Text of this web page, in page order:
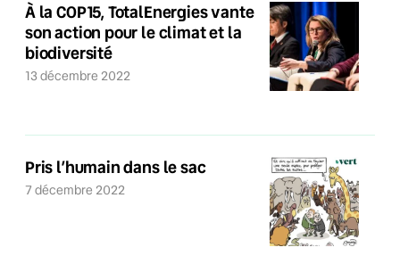
À la COP15, TotalEnergies vante
son action pour le climat et la
biodiversité
13 décembre 2022
Pris l’humain dans le sac
7 décembre 2022